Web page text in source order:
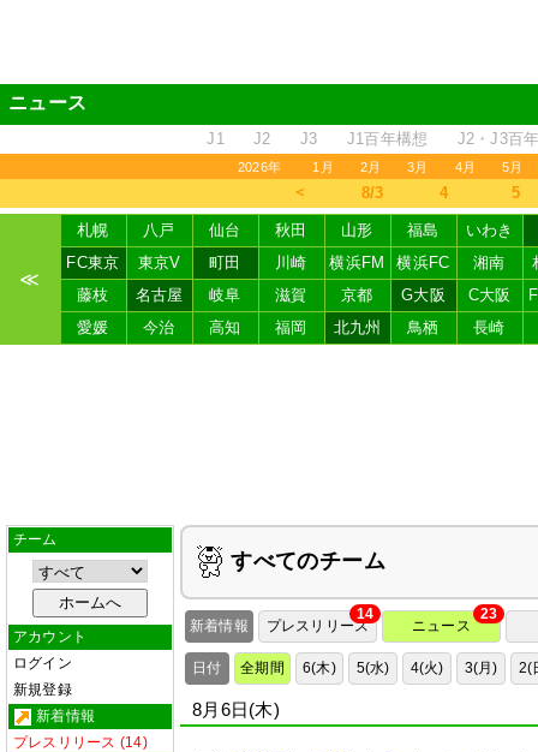
ニュース
J1 J2 J3 J1百年構想 J2・J3百
2026年 1月 2月 3月 4月 5月
＜ 8/3 4 5
≪
札幌 八戸 仙台 秋田 山形 福島
いわき
FC東京
東京V 町田 川崎 横浜FM 横浜FC 湘南
藤枝
名古屋 岐阜 滋賀 京都 G大阪 C大阪
愛媛
今治 高知 福岡 北九州 鳥栖 長崎
チーム
アカウント
ログイン
新規登録
新着情報
プレスリリース (14)
すべてのチーム
新着情報
14
プレスリリース
23
ニュース
日付 全期間 6(木) 5(水) 4(火) 3(月) 2(
8月6日(木)